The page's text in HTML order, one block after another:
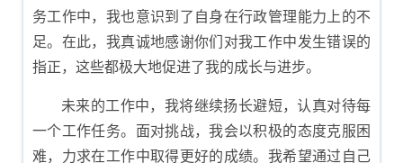
务工作中，我也意识到了自身在行政管理能力上的不
足。在此，我真诚地感谢你们对我工作中发生错误的
指正，这些都极大地促进了我的成长与进步。
未来的工作中，我将继续扬长避短，认真对待每
一个工作任务。面对挑战，我会以积极的态度克服困
难，力求在工作中取得更好的成绩。我希望通过自己